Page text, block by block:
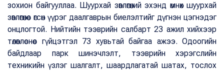
зохион байгууллаа. Шуурхай зөвлөгөөний эхэнд өмнөх шуурхай
зөвлөгөөнөөс өгсөн үүрэг даалгаврын биелэлтийг дүгнэн цэгнэдэг
онцлогтой. Нийтийн тээврийн салбарт 23 ажил хийхээр
төлөвлөснөөс гүйцэтгэл 73 хувьтай байгаа ажээ. Одоогийн
байдлаар парк шинэчлэлт, тээврийн хэрэгслийн
техникийн үзлэг шалгалт, шаардлагатай шатах, тослох